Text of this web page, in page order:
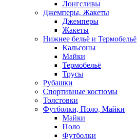
Лонгсливы
Джемперы, Жакеты
Джемперы
Жакеты
Нижнее бельё и Термобельё
Кальсоны
Майки
Термобельё
Трусы
Рубашки
Спортивные костюмы
Толстовки
Футболки, Поло, Майки
Майки
Поло
Футболки